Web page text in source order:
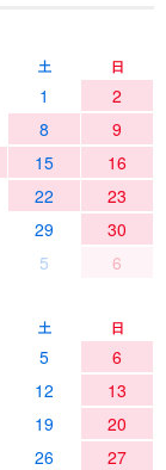
土 日
1
2
8
9
15
16
22
23
29
30
5 6
土 日
5
6
12
13
19
20
26
27